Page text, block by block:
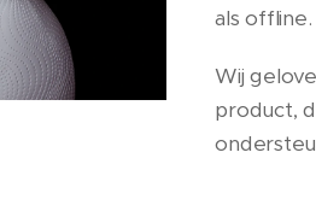
als offline.
Wij
product,